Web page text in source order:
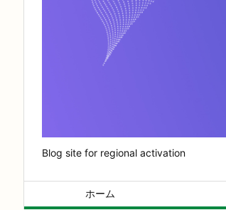
Blog site for regional activation
ホーム